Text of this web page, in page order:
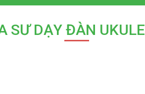
SƯ DẠY ĐÀN